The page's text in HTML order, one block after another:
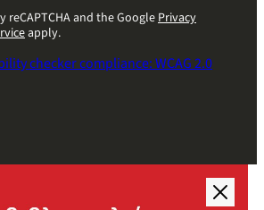
reCAPTCHA and the GooglePrivacy
apply.